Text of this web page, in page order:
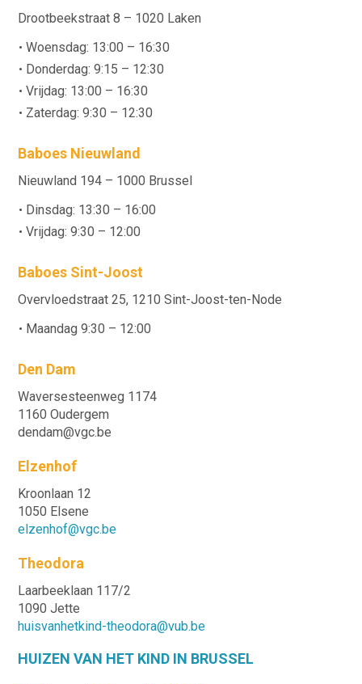
Drootbeekstraat 8 – 1020 Laken
Woensdag: 13:00 – 16:30
Donderdag: 9:15 – 12:30
Vrijdag: 13:00 – 16:30
Zaterdag: 9:30 – 12:30
Baboes Nieuwland
Nieuwland 194 – 1000 Brussel
Dinsdag: 13:30 – 16:00
Vrijdag: 9:30 – 12:00
Baboes Sint-Joost
Overvloedstraat 25, 1210 Sint-Joost-ten-Node
Maandag 9:30 – 12:00
Den Dam
Waversesteenweg 1174
1160 Oudergem
dendam@vgc.be
Elzenhof
Kroonlaan 12
1050 Elsene
elzenhof@vgc.be
Theodora
Laarbeeklaan 117/2
1090 Jette
huisvanhetkind-theodora@vub.be
HUIZEN VAN HET KIND IN BRUSSEL